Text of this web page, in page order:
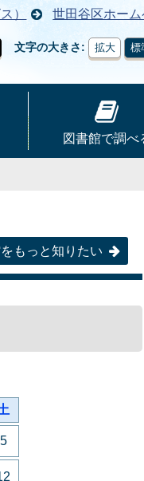
） 世田谷区ホーム
文字の大きさ 拡大 標
図書館で調べ
もっと知りたい
5